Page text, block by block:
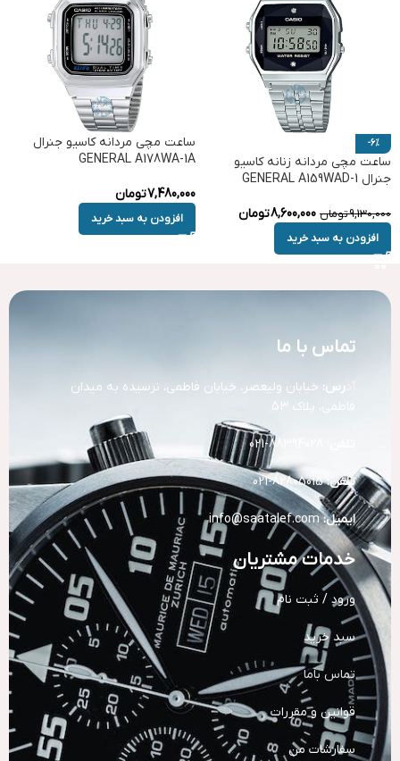
-6%
ساعت مچی مردانه زنانه کاسیو
جنرال GENERAL A159WAD-1
9,130,000تومان 8,600,000تومان
افزودن به سبد خرید
ساعت مچی مردانه کاسیو جنرال
GENERAL A178WA-1A
7,480,000تومان
افزودن به سبد خرید
تماس با ما
رس: خیابان ولیعصر، خیابان فاطمی، نرسیده به میدان
فاطمی، پلاک 53
تلفن:82805015-021
ایمیل: info@saatalef.com
خدمات مشتریان
ورود / ثبت نام
سبد خرید
تماس باما
قوانین و مقررات
سفارشات من